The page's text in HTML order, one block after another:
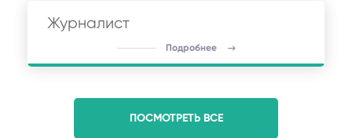
Журналист
Подробнее
ПОСМОТРЕТЬ ВСЕ